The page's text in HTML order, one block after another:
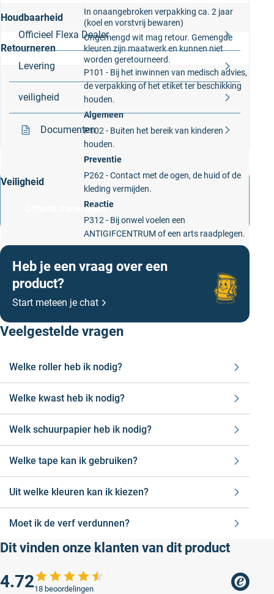
Houdbaarheid
In onaangebroken verpakking ca. 2 jaar
(koel en vorstvrij bewaren)
Retourneren
Ongemengd wit mag retour. Gemengde
kleuren zijn maatwerk en kunnen niet
worden geretourneerd.
Veiligheid
P101 - Bij het inwinnen van medisch advies,
de verpakking of het etiket ter beschikking
houden.
Algemeen
P102 - Buiten het bereik van kinderen
houden.
Preventie
P262 - Contact met de ogen, de huid of de
kleding vermijden.
Reactie
P312 - Bij onwel voelen een
ANTIGIFCENTRUM of een arts raadplegen.
P501 - Inhoud en verpakking afvoeren in
overeenstemming met lokale, regionale,
nationale of internationale regelgeving.
garantie aan.
Belangrijk om te weten
Officieel Flexa Dealer
Levering
veiligheid
Documenten
Grote verfklus?
Offerte aanvragen
Heb je een vraag over een
product?
Start meteen je chat
Veelgestelde vragen
Welke roller heb ik nodig?
Welke kwast heb ik nodig?
Welk schuurpapier heb ik nodig?
Welke tape kan ik gebruiken?
Uit welke kleuren kan ik kiezen?
Moet ik de verf verdunnen?
Dit vinden onze klanten van dit product
4.7218 beoordelingen